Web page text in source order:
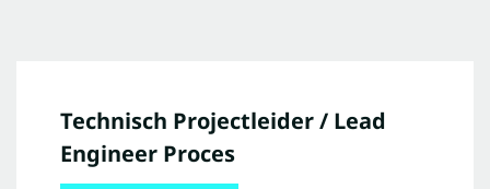
Technisch Projectleider / Lead
Engineer Proces